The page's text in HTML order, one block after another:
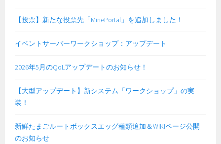
【投票】新たな投票先「MinePortal」を追加しました！
イベントサーバーワークショップ：アップデート
2026年5月のQoLアップデートのお知らせ！
【大型アップデート】新システム「ワークショップ」の実
装！
新鮮たまごルートボックスエッグ種類追加＆WIKIページ公開
のお知らせ